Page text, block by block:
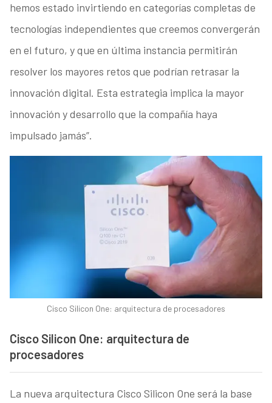
hemos estado invirtiendo en categorías completas de
tecnologías independientes que creemos convergerán
en el futuro, y que en última instancia permitirán
resolver los mayores retos que podrían retrasar la
innovación digital. Esta estrategia implica la mayor
innovación y desarrollo que la compañía haya
impulsado jamás”.
Cisco Silicon One: arquitectura de procesadores
Cisco Silicon One: arquitectura de
procesadores
La nueva arquitectura Cisco Silicon One será la base